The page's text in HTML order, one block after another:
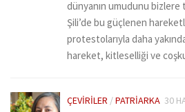
dünyanın umudunu bizlere
Şili’de bu güçlenen
protestolarıyla daha
hareket, kitleselliği ve
ÇEVIRILER /PATRIARKA 30